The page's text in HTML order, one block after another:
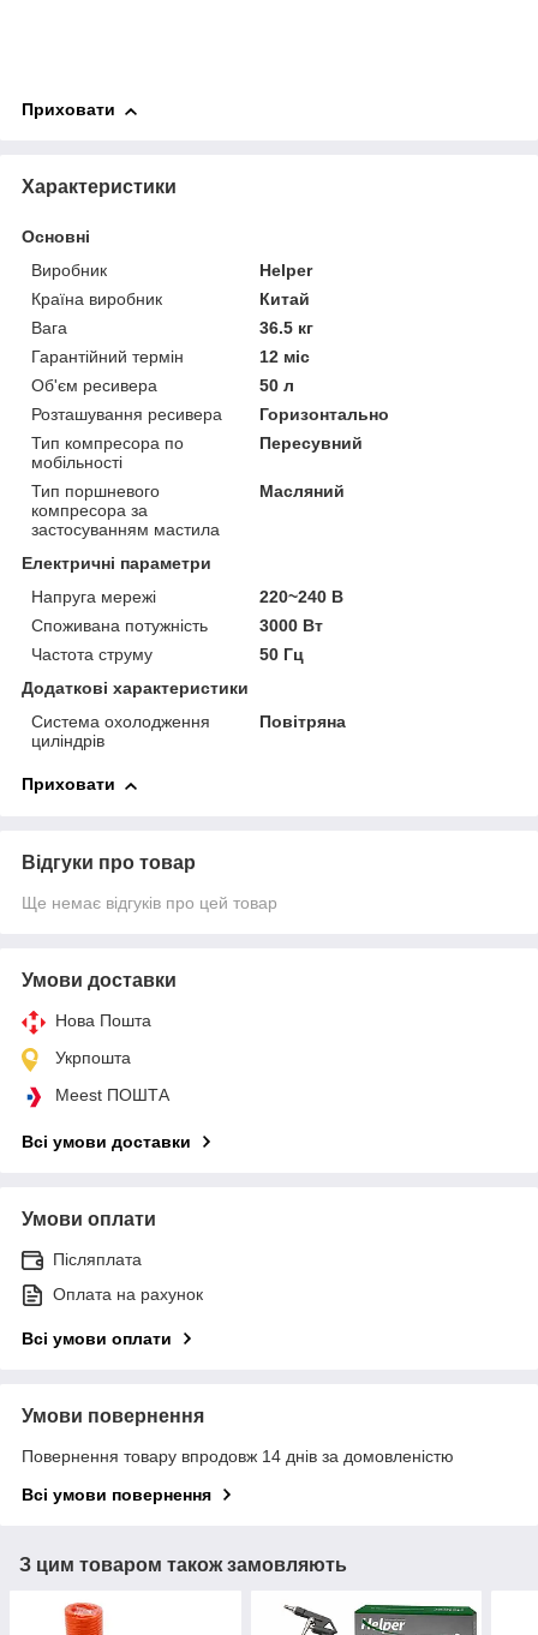
Приховати
Характеристики
Основні
Виробник
Helper
Країна виробник
Китай
Вага
36.5 кг
Гарантійний термін
12 міс
Об'єм ресивера
50 л
Розташування ресивера
Горизонтально
Тип компресора по
мобільності
Пересувний
Тип поршневого
компресора за
застосуванням мастила
Масляний
Електричні параметри
Напруга мережі
220~240 В
Споживана потужність
3000 Вт
Частота струму
50 Гц
Додаткові характеристики
Система охолодження
циліндрів
Повітряна
Приховати
Відгуки про товар
Ще немає відгуків про цей товар
Умови доставки
Нова Пошта
Укрпошта
Meest ПОШТА
Всі умови доставки
Умови оплати
Післяплата
Оплата на рахунок
Всі умови оплати
Умови повернення
Повернення товару впродовж 14 днів за домовленістю
Всі умови повернення
З цим товаром також замовляють